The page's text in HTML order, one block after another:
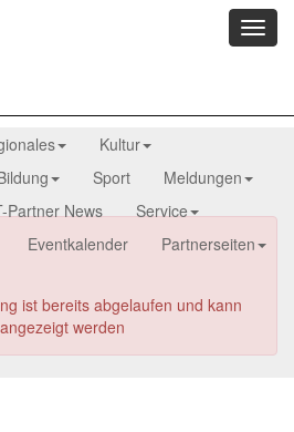
Menü
Kultur
Sport
Meldungen
Partner News
Service
Eventkalender Partnerseiten
ist bereits abgelaufen und kann
werden